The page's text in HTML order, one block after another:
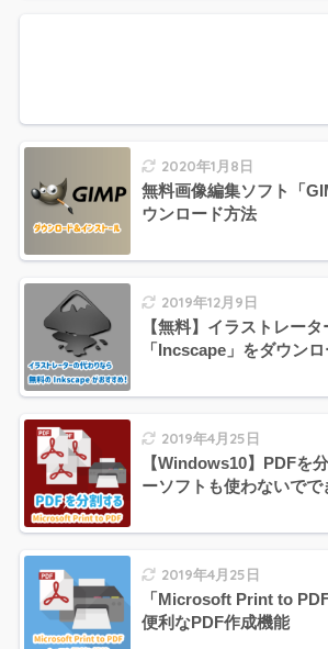
2020年1月8日
無料画像編集ソフト「
ウンロード方法
2019年12月9日
【無料】イラストレー
「Incscape」をダウン
2019年4月25日
【Windows10】PDFを
ーソフトも使わないでで
2019年4月25日
「Microsoft Print to
便利なPDF作成機能